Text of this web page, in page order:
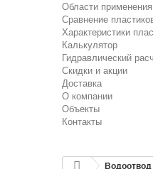
Области
Сравнение
Характеристики
Калькулятор
Гидравлический
Скидки и акции
Доставка
О компании
Объекты
Контакты
Водоотвод